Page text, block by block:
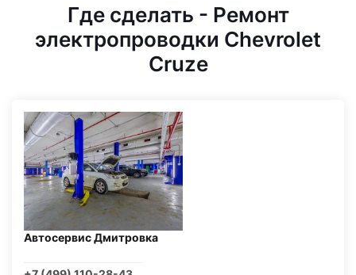
Где сделать - Ремонт
электропроводки Chevrolet
Cruze
Автосервис Дмитровка